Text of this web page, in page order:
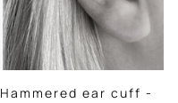
Hammered ear cuff -